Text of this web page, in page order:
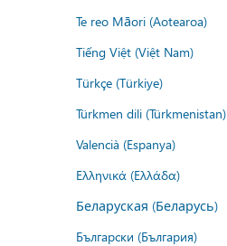
Te reo Māori (Aotearoa)
Tiếng Việt (Việt Nam)
Türkçe (Türkiye)
Türkmen dili (Türkmenistan)
Valencià (Espanya)
Ελληνικά (Ελλάδα)
Беларуская (Беларусь)
Български (България)